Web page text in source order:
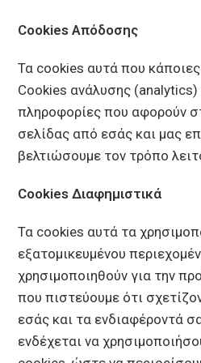
Cookies Απόδοσης
Τα cookies αυτά που
Cookies ανάλυσης
πληροφορίες που αφορούν
σελίδας από εσάς και μας
βελτιώσουμε τον τρόπο
Cookies Διαφημιστικά
Τα cookies αυτά τα
εξατομικευμένου
χρησιμοποιηθούν για την
που πιστεύουμε ότι
εσάς και τα ενδιαφέροντά
ενδέχεται να